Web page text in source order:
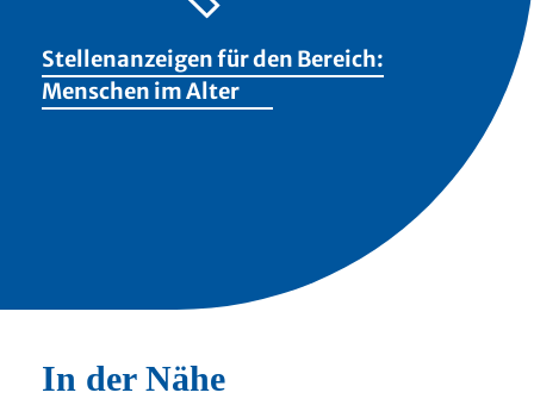
Stellenanzeigen für den Bereich:
Menschen im Alter
In der Nähe